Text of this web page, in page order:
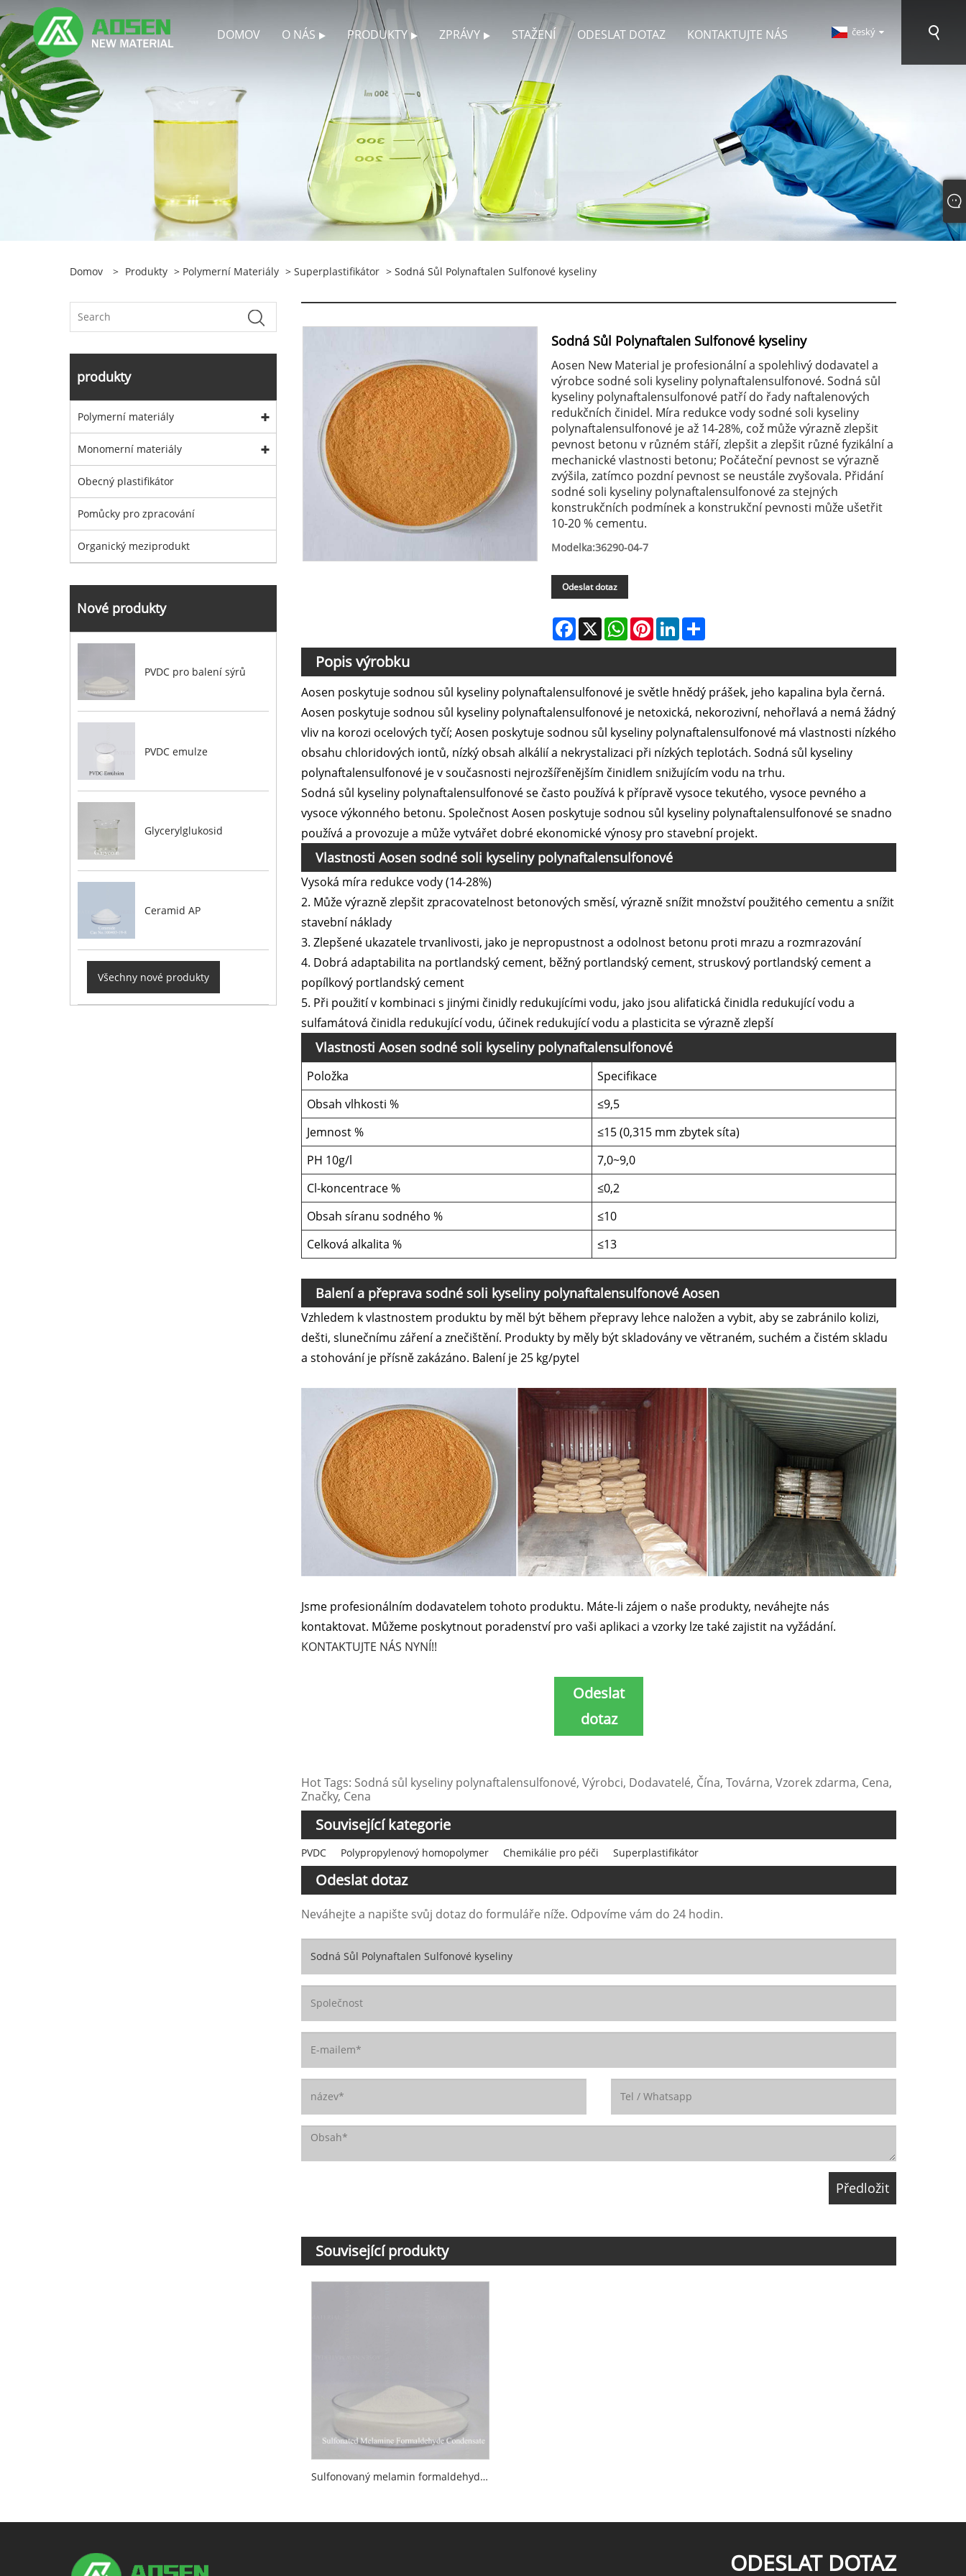
DOMOV O NÁS PRODUKTY ZPRÁVY STAŽENÍ ODESLAT DOTAZ KONTAKTUJTE NÁS český
Domov > Produkty > Polymerní Materiály > Superplastifikátor > Sodná Sůl Polynaftalen Sulfonové kyseliny
produkty
Polymerní materiály
Monomerní materiály
Obecný plastifikátor
Pomůcky pro zpracování
Organický meziprodukt
Nové produkty
PVDC pro balení sýrů
PVDC emulze
Glycerylglukosid
Ceramid AP
Všechny nové produkty
Sodná Sůl Polynaftalen Sulfonové kyseliny
Aosen New Material je profesionální a spolehlivý dodavatel a
výrobce sodné soli kyseliny polynaftalensulfonové. Sodná sůl
kyseliny polynaftalensulfonové patří do řady naftalenových
redukčních činidel. Míra redukce vody sodné soli kyseliny
polynaftalensulfonové je až 14-28%, což může výrazně zlepšit
pevnost betonu v různém stáří, zlepšit a zlepšit různé fyzikální a
mechanické vlastnosti betonu; Počáteční pevnost se výrazně
zvýšila, zatímco pozdní pevnost se neustále zvyšovala. Přidání
sodné soli kyseliny polynaftalensulfonové za stejných
konstrukčních podmínek a konstrukční pevnosti může ušetřit
10-20 % cementu.
Modelka:36290-04-7
Odeslat dotaz
Facebook
X WhatsAppPinterestLinkedInShare
Popis výrobku
Aosen poskytuje sodnou sůl kyseliny polynaftalensulfonové je světle hnědý prášek, jeho kapalina byla černá.
Aosen poskytuje sodnou sůl kyseliny polynaftalensulfonové je netoxická, nekorozivní, nehořlavá a nemá žádný
vliv na korozi ocelových tyčí; Aosen poskytuje sodnou sůl kyseliny polynaftalensulfonové má vlastnosti nízkého
obsahu chloridových iontů, nízký obsah alkálií a nekrystalizaci při nízkých teplotách. Sodná sůl kyseliny
polynaftalensulfonové je v současnosti nejrozšířenějším činidlem snižujícím vodu na trhu.
Sodná sůl kyseliny polynaftalensulfonové se často používá k přípravě vysoce tekutého, vysoce pevného a
vysoce výkonného betonu. Společnost Aosen poskytuje sodnou sůl kyseliny polynaftalensulfonové se snadno
používá a provozuje a může vytvářet dobré ekonomické výnosy pro stavební projekt.
Vlastnosti Aosen sodné soli kyseliny polynaftalensulfonové
Vysoká míra redukce vody (14-28%)
2. Může výrazně zlepšit zpracovatelnost betonových směsí, výrazně snížit množství použitého cementu a snížit
stavební náklady
3. Zlepšené ukazatele trvanlivosti, jako je nepropustnost a odolnost betonu proti mrazu a rozmrazování
4. Dobrá adaptabilita na portlandský cement, běžný portlandský cement, struskový portlandský cement a
popílkový portlandský cement
5. Při použití v kombinaci s jinými činidly redukujícími vodu, jako jsou alifatická činidla redukující vodu a
sulfamátová činidla redukující vodu, účinek redukující vodu a plasticita se výrazně zlepší
Vlastnosti Aosen sodné soli kyseliny polynaftalensulfonové
Položka
Specifikace
Obsah vlhkosti %
≤9,5
Jemnost %
≤15 (0,315 mm zbytek síta)
PH 10g/l
7,0~9,0
Cl-koncentrace %
≤0,2
Obsah síranu sodného %
≤10
Celková alkalita %
≤13
Balení a přeprava sodné soli kyseliny polynaftalensulfonové Aosen
Vzhledem k vlastnostem produktu by měl být během přepravy lehce naložen a vybit, aby se zabránilo kolizi,
dešti, slunečnímu záření a znečištění. Produkty by měly být skladovány ve větraném, suchém a čistém skladu
a stohování je přísně zakázáno. Balení je 25 kg/pytel
Jsme profesionálním dodavatelem tohoto produktu. Máte-li zájem o naše produkty, neváhejte nás
kontaktovat. Můžeme poskytnout poradenství pro vaši aplikaci a vzorky lze také zajistit na vyžádání.
KONTAKTUJTE NÁS NYNÍ!!
Odeslat
dotaz
Hot Tags: Sodná sůl kyseliny polynaftalensulfonové, Výrobci, Dodavatelé, Čína, Továrna, Vzorek zdarma, Cena,
Značky, Cena
Související kategorie
PVDC Polypropylenový homopolymer Chemikálie pro péči Superplastifikátor
Odeslat dotaz
Neváhejte a napište svůj dotaz do formuláře níže. Odpovíme vám do 24 hodin.
Související produkty
Sulfonovaný melamin formaldehydový kondenzát
ODESLAT DOTAZ